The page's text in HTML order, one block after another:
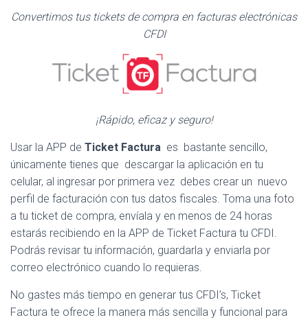
Convertimos tus tickets de compra en facturas electrónicas
CFDI
¡Rápido, eficaz y seguro!
Usar la APP de Ticket Factura es bastante sencillo,
únicamente tienes que descargar la aplicación en tu
celular, al ingresar por primera vez debes crear un nuevo
perfil de facturación con tus datos fiscales. Toma una foto
a tu ticket de compra, envíala y en menos de 24 horas
estarás recibiendo en la APP de Ticket Factura tu CFDI.
Podrás revisar tu información, guardarla y enviarla por
correo electrónico cuando lo requieras.
No gastes más tiempo en generar tus CFDI’s, Ticket
Factura te ofrece la manera más sencilla y funcional para